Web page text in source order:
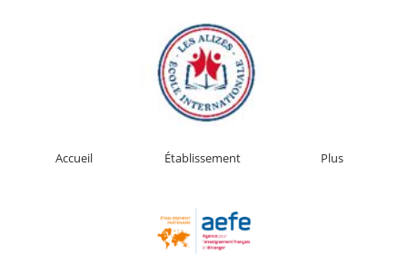
Accueil Établissement Plus